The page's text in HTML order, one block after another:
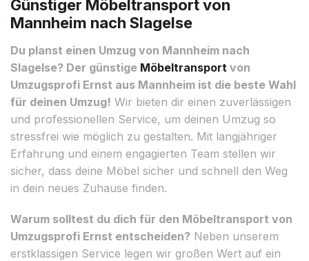
Günstiger Möbeltransport von
Mannheim nach Slagelse
Du planst einen Umzug von Mannheim nach
Slagelse? Der günstige Möbeltransport von
Umzugsprofi Ernst aus Mannheim ist die beste Wahl
für deinen Umzug! Wir bieten dir einen zuverlässigen
und professionellen Service, um deinen Umzug so
stressfrei wie möglich zu gestalten. Mit langjähriger
Erfahrung und einem engagierten Team stellen wir
sicher, dass deine Möbel sicher und schnell den Weg
in dein neues Zuhause finden.
Warum solltest du dich für den Möbeltransport von
Umzugsprofi Ernst entscheiden? Neben unserem
erstklassigen Service legen wir großen Wert auf ein